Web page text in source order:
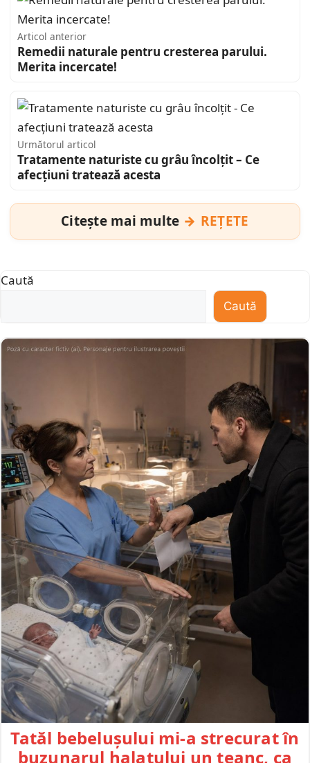
Articol anterior
Remedii naturale pentru cresterea parului.
Merita incercate!
Următorul articol
Tratamente naturiste cu grâu încolțit – Ce
afecțiuni tratează acesta
Citește mai multe REȚETE
Caută
Caută
Tatăl bebelușului mi-a strecurat în
buzunarul halatului un teanc, ca